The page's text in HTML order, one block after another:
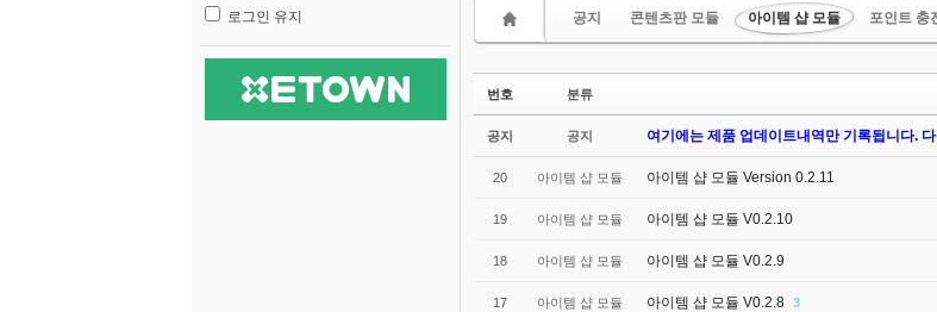
로그인 유지 공지 콘텐츠판 모듈 아이템 샵 모듈 포인트 충
번호 분류
공지 공지 여기에는 제품 업데이트내역만 기록됩니다.
20 아이템 샵 모듈 아이템 샵 모듈 Version 0.2.11
19 아이템 샵 모듈 아이템 샵 모듈 V0.2.10
18 아이템 샵 모듈 아이템 샵 모듈 V0.2.9
17 아이템 샵 모듈 아이템 샵 모듈 V0.2.8 3